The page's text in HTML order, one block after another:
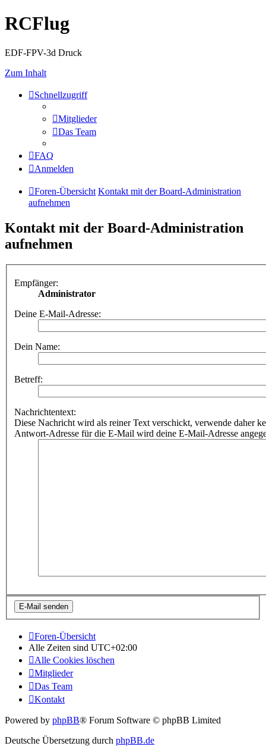
RCFlug
EDF-FPV-3d Druck
Zum Inhalt
Schnellzugriff
Mitglieder
Das Team
FAQ
Anmelden
Foren-Übersicht Kontakt mit der Board-Administration
aufnehmen
Kontakt mit der Board-Administration
aufnehmen
Empfänger:
Administrator
Deine E-Mail-Adresse:
Dein Name:
Betreff:
Nachrichtentext:
Diese Nachricht wird als reiner Text verschickt, verwende daher
Antwort-Adresse für die E-Mail wird deine E-Mail-Adresse
Foren-Übersicht
Alle Zeiten sind UTC+02:00
Alle Cookies löschen
Mitglieder
Das Team
Kontakt
Powered by phpBB® Forum Software © phpBB Limited
Deutsche Übersetzung durch phpBB.de